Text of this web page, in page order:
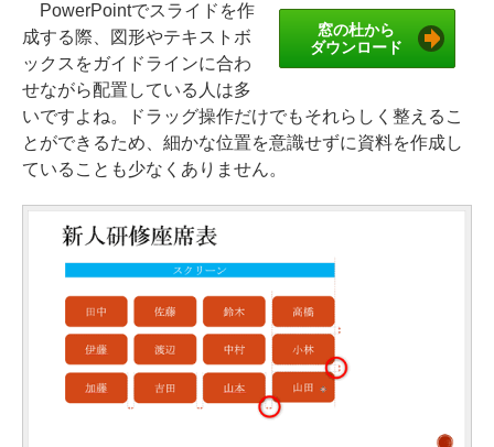
窓の杜から
ダウンロード
PowerPointでスライドを作
成する際、図形やテキストボ
ックスをガイドラインに合わ
せながら配置している人は多
いですよね。ドラッグ操作だけでもそれらしく整えるこ
とができるため、細かな位置を意識せずに資料を作成し
ていることも少なくありません。